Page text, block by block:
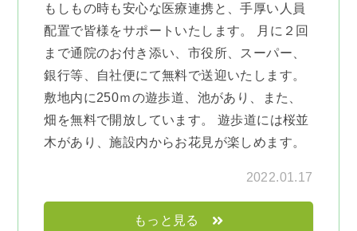
もしもの時も安心な医療連携と、手厚い人員
配置で皆様をサポートいたします。 月に２回
まで通院のお付き添い、市役所、スーパー、
銀行等、自社便にて無料で送迎いたします。
敷地内に250ｍの遊歩道、池があり、また、
畑を無料で開放しています。 遊歩道には桜並
木があり、施設内からお花見が楽しめます。
2022.01.17
もっと見る